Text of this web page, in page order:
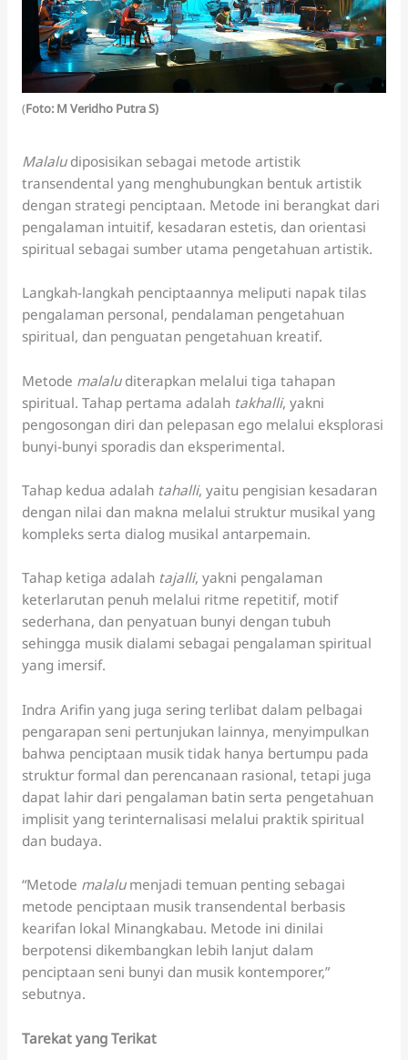
(Foto: M Veridho Putra S)
Malaludiposisikan sebagai metode artistik
transendental yang menghubungkan bentuk artistik
dengan strategi penciptaan. Metode ini berangkat dari
pengalaman intuitif, kesadaran estetis, dan orientasi
spiritual sebagai sumber utama pengetahuan artistik.
Langkah-langkah penciptaannya meliputi napak tilas
pengalaman personal, pendalaman pengetahuan
spiritual, dan penguatan pengetahuan kreatif.
Metode malaluditerapkan melalui tiga tahapan
spiritual. Tahap pertama adalah takhalli, yakni
pengosongan diri dan pelepasan ego melalui eksplorasi
bunyi-bunyi sporadis dan eksperimental.
Tahap kedua adalah tahalli, yaitu pengisian kesadaran
dengan nilai dan makna melalui struktur musikal yang
kompleks serta dialog musikal antarpemain.
Tahap ketiga adalah tajalli, yakni pengalaman
keterlarutan penuh melalui ritme repetitif, motif
sederhana, dan penyatuan bunyi dengan tubuh
sehingga musik dialami sebagai pengalaman spiritual
yang imersif.
Indra Arifin yang juga sering terlibat dalam pelbagai
pengarapan seni pertunjukan lainnya, menyimpulkan
bahwa penciptaan musik tidak hanya bertumpu pada
struktur formal dan perencanaan rasional, tetapi juga
dapat lahir dari pengalaman batin serta pengetahuan
implisit yang terinternalisasi melalui praktik spiritual
dan budaya.
“Metode malalumenjadi temuan penting sebagai
metode penciptaan musik transendental berbasis
kearifan lokal Minangkabau. Metode ini dinilai
berpotensi dikembangkan lebih lanjut dalam
penciptaan seni bunyi dan musik kontemporer,”
sebutnya.
Tarekat yang Terikat